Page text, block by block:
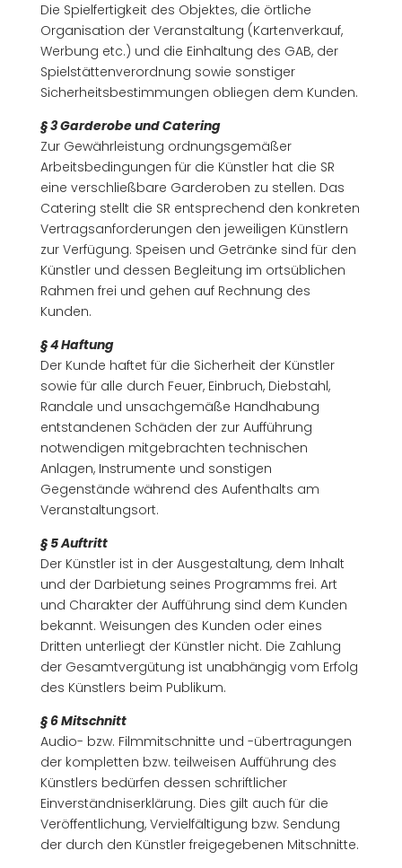
Die Spielfertigkeit des Objektes, die örtliche
Organisation der Veranstaltung (Kartenverkauf,
Werbung etc.) und die Einhaltung des GAB, der
Spielstättenverordnung sowie sonstiger
Sicherheitsbestimmungen obliegen dem Kunden.
§ 3 Garderobe und Catering
Zur Gewährleistung ordnungsgemäßer
Arbeitsbedingungen für die Künstler hat die SR
eine verschließbare Garderoben zu stellen. Das
Catering stellt die SR entsprechend den konkreten
Vertragsanforderungen den jeweiligen Künstlern
zur Verfügung. Speisen und Getränke sind für den
Künstler und dessen Begleitung im ortsüblichen
Rahmen frei und gehen auf Rechnung des
Kunden.
§ 4 Haftung
Der Kunde haftet für die Sicherheit der Künstler
sowie für alle durch Feuer, Einbruch, Diebstahl,
Randale und unsachgemäße Handhabung
entstandenen Schäden der zur Aufführung
notwendigen mitgebrachten technischen
Anlagen, Instrumente und sonstigen
Gegenstände während des Aufenthalts am
Veranstaltungsort.
§ 5 Auftritt
Der Künstler ist in der Ausgestaltung, dem Inhalt
und der Darbietung seines Programms frei. Art
und Charakter der Aufführung sind dem Kunden
bekannt. Weisungen des Kunden oder eines
Dritten unterliegt der Künstler nicht. Die Zahlung
der Gesamtvergütung ist unabhängig vom Erfolg
des Künstlers beim Publikum.
§ 6 Mitschnitt
Audio- bzw. Filmmitschnitte und -übertragungen
der kompletten bzw. teilweisen Aufführung des
Künstlers bedürfen dessen schriftlicher
Einverständniserklärung. Dies gilt auch für die
Veröffentlichung, Vervielfältigung bzw. Sendung
der durch den Künstler freigegebenen Mitschnitte.